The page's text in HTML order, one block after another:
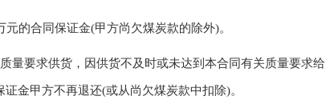
合同保证金(甲方尚欠煤炭款的除外)。
要求供货，因供货不及时或未达到本合同有关质量要求给
金甲方不再退还(或从尚欠煤炭款中扣除)。